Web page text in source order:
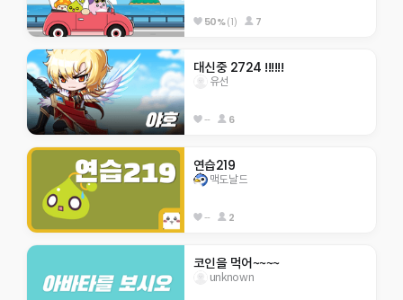
50%(1) 7
대신중 2724 !!!!!!
유선
-- 6
연습219
맥도날드
-- 2
코인을 먹어~~~~
unknown